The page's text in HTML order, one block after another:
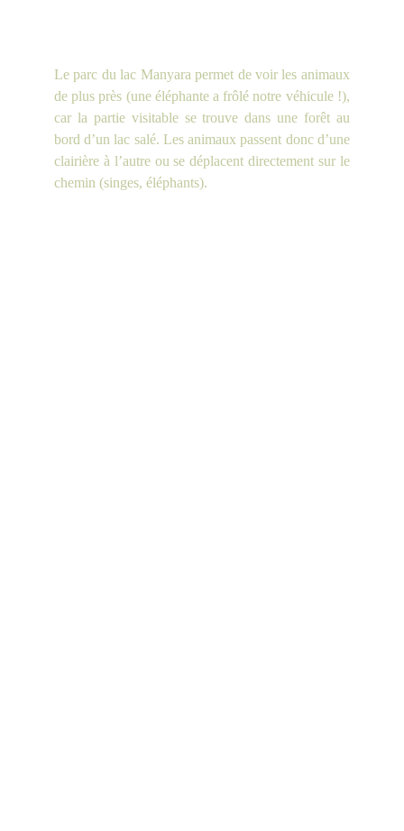
Le parc du lac Manyara permet de voir les animaux
de plus près (une éléphante a frôlé notre véhicule !),
car la partie visitable se trouve dans une forêt au
bord d’un lac salé. Les animaux passent donc d’une
clairière à l’autre ou se déplacent directement sur le
chemin (singes, éléphants).